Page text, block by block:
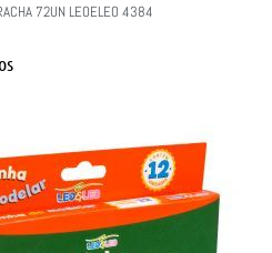
72UN LEOELEO 4384